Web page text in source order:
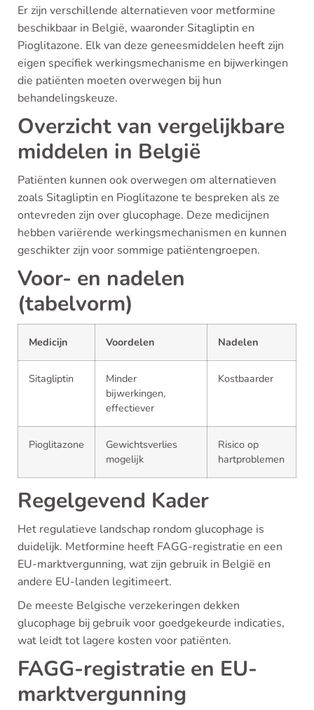
Er zijn verschillende alternatieven voor metformine
beschikbaar in België, waaronder Sitagliptin en
Pioglitazone. Elk van deze geneesmiddelen heeft zijn
eigen specifiek werkingsmechanisme en bijwerkingen
die patiënten moeten overwegen bij hun
behandelingskeuze.
Overzicht van vergelijkbare
middelen in België
Patiënten kunnen ook overwegen om alternatieven
zoals Sitagliptin en Pioglitazone te bespreken als ze
ontevreden zijn over glucophage. Deze medicijnen
hebben variërende werkingsmechanismen en kunnen
geschikter zijn voor sommige patiëntengroepen.
Voor- en nadelen
(tabelvorm)
Medicijn Voordelen Nadelen
Sitagliptin
Minder
bijwerkingen,
effectiever
Kostbaarder
Pioglitazone
Gewichtsverlies
mogelijk
Risico op
hartproblemen
Regelgevend Kader
Het regulatieve landschap rondom glucophage is
duidelijk. Metformine heeft FAGG-registratie en een
EU-marktvergunning, wat zijn gebruik in België en
andere EU-landen legitimeert.
De meeste Belgische verzekeringen dekken
glucophage bij gebruik voor goedgekeurde indicaties,
wat leidt tot lagere kosten voor patiënten.
FAGG-registratie en EU-
marktvergunning